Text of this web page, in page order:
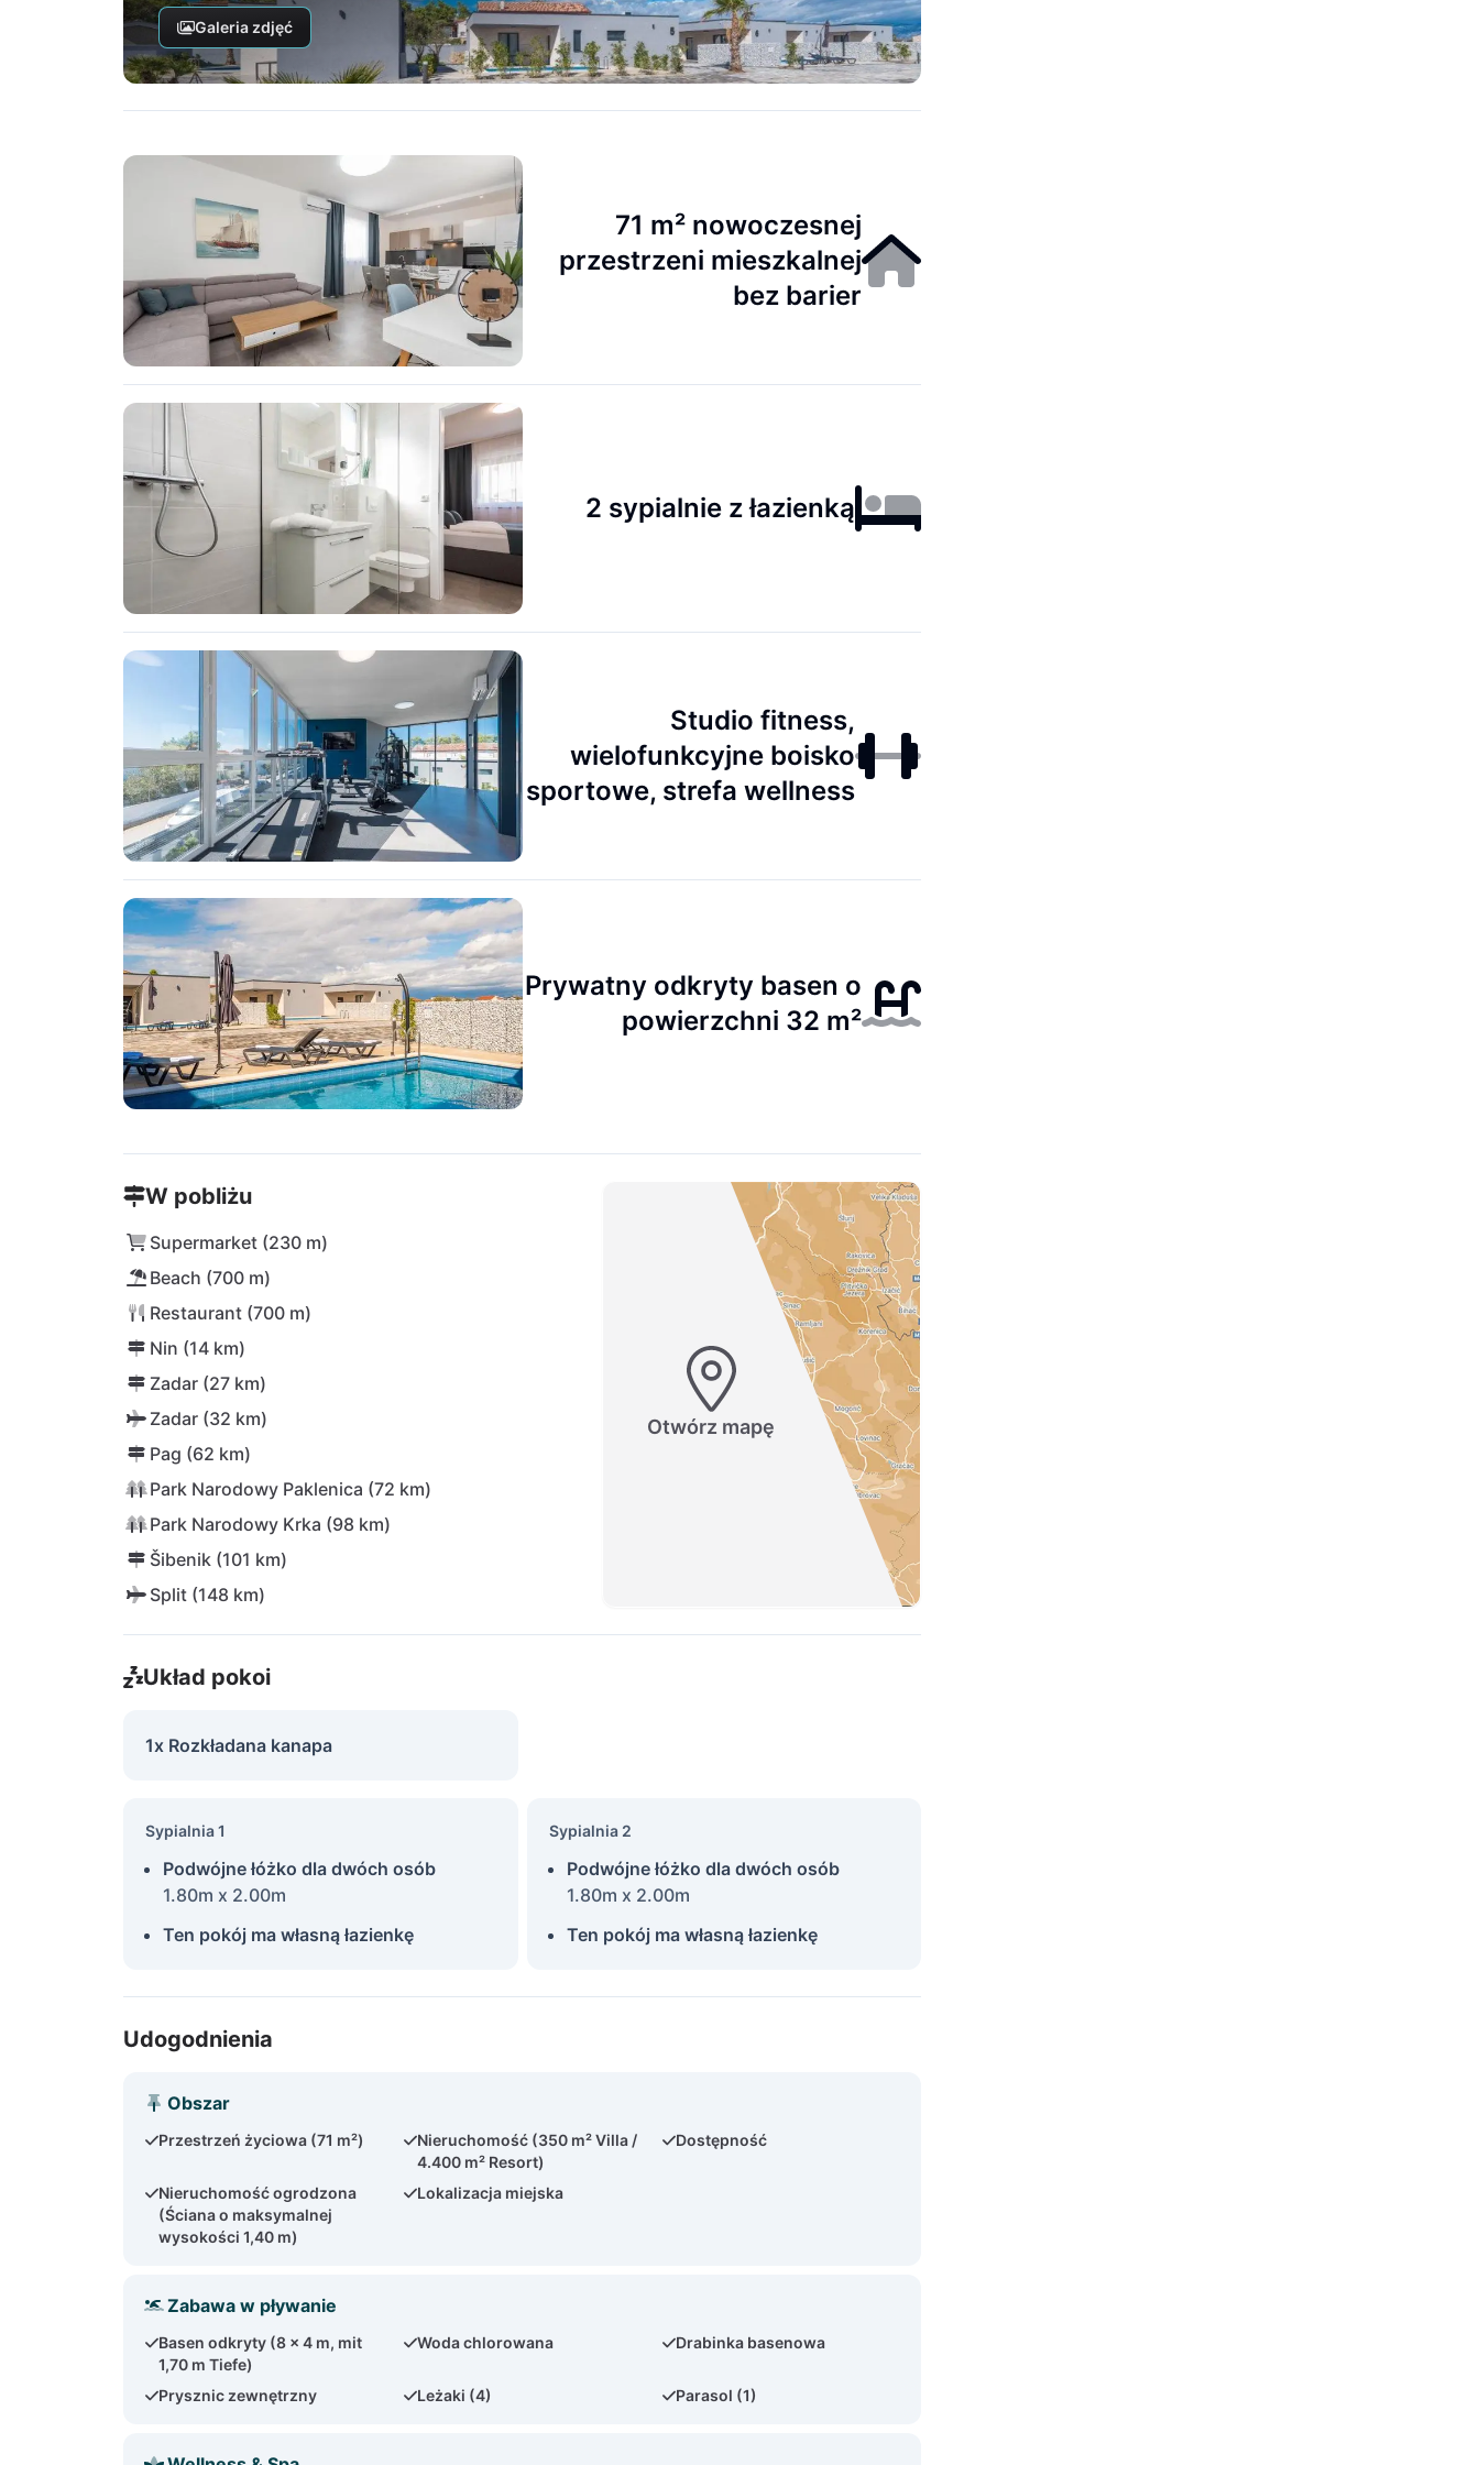
Galeria zdjęć
71 m² nowoczesnej
przestrzeni mieszkalnej
bez barier
2 sypialnie z łazienką
Studio fitness,
wielofunkcyjne boisko
sportowe, strefa wellness
Prywatny odkryty basen o
powierzchni 32 m²
W pobliżu
Supermarket (230 m)
Beach (700 m)
Restaurant (700 m)
Nin (14 km)
Zadar (27 km)
Zadar (32 km)
Pag (62 km)
Park Narodowy Paklenica (72 km)
Park Narodowy Krka (98 km)
Šibenik (101 km)
Split (148 km)
Otwórz mapę
Układ pokoi
1x Rozkładana kanapa
Sypialnia 1
Podwójne łóżko dla dwóch osób
1.80m x 2.00m
Ten pokój ma własną łazienkę
Sypialnia 2
Podwójne łóżko dla dwóch osób
1.80m x 2.00m
Ten pokój ma własną łazienkę
Udogodnienia
Obszar
Przestrzeń życiowa (71 m²)
Nieruchomość (350 m² Villa /
4.400 m² Resort)
Dostępność
Nieruchomość ogrodzona
(Ściana o maksymalnej
wysokości 1,40 m)
Lokalizacja miejska
Zabawa w pływanie
Basen odkryty (8 x 4 m, mit
1,70 m Tiefe)
Woda chlorowana Drabinka basenowa
Prysznic zewnętrzny Leżaki (4) Parasol (1)